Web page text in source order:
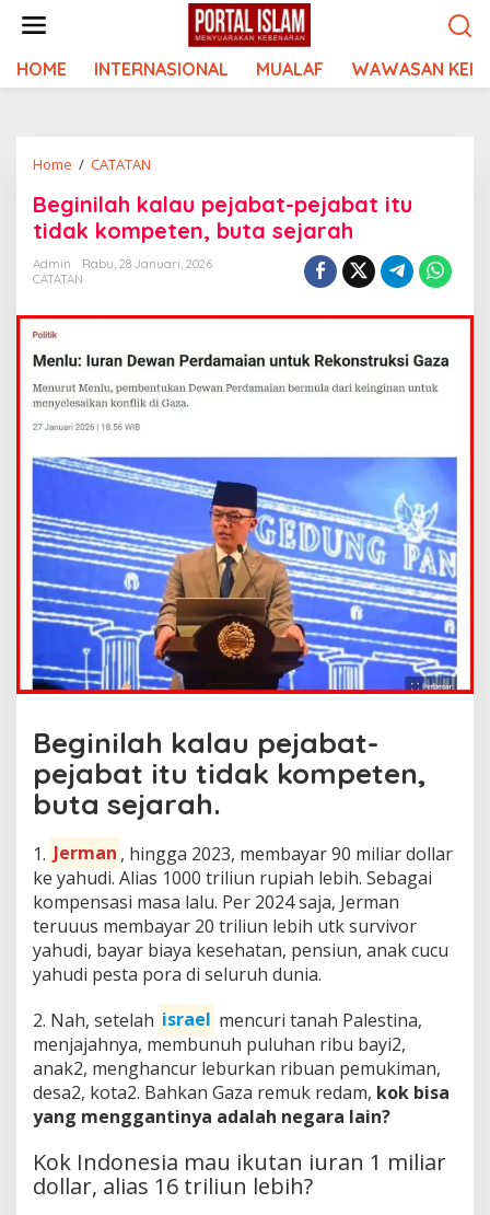
HOME INTERNASIONAL MUALAF WAWASAN
Home / CATATAN
pejabat-
pejabat
tidak
buta
Beginilah kalau pejabat-pejabat itu
tidak kompeten, buta sejarah
Admin
Rabu, 28 Januari, 2026
CATATAN
Beginilah kalau pejabat-
pejabat itu tidak kompeten,
buta sejarah.
1. Jerman , hingga 2023, membayar 90 miliar dollar
ke yahudi. Alias 1000 triliun rupiah lebih. Sebagai
kompensasi masa lalu. Per 2024 saja, Jerman
teruuus membayar 20 triliun lebih utk survivor
yahudi, bayar biaya kesehatan, pensiun, anak cucu
yahudi pesta pora di seluruh dunia.
2. Nah, setelah israel mencuri tanah Palestina,
menjajahnya, membunuh puluhan ribu bayi2,
anak2, menghancur leburkan ribuan pemukiman,
desa2, kota2. Bahkan Gaza remuk redam, kok bisa
yang menggantinya adalah negara lain?
Kok Indonesia mau ikutan iuran 1 miliar
dollar, alias 16 triliun lebih?